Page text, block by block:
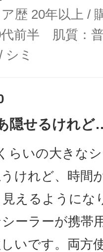
ア歴 20年以上 /
代前半 肌質：
シミ
隠せるけれ
らいの大きな
けれど、時間
えるようにな
ーラーが携帯
いです。両方